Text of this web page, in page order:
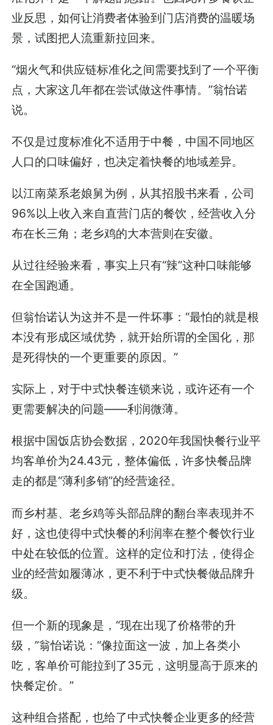
业反思，如何让消费者体验到门店消费的温暖场
景，试图把人流重新拉回来。
“烟火气和供应链标准化之间需要找到了一个平衡
点，大家这几年都在尝试做这件事情。”翁怡诺
说。
不仅是过度标准化不适用于中餐，中国不同地区
人口的口味偏好，也决定着快餐的地域差异。
以江南菜系老娘舅为例，从其招股书来看，公司
96%以上收入来自直营门店的餐饮，经营收入分
布在长三角；老乡鸡的大本营则在安徽。
从过往经验来看，事实上只有“辣”这种口味能够
在全国跑通。
但翁怡诺认为这并不是一件坏事：“最怕的就是根
本没有形成区域优势，就开始所谓的全国化，那
是死得快的一个更重要的原因。”
实际上，对于中式快餐连锁来说，或许还有一个
更需要解决的问题——利润微薄。
根据中国饭店协会数据，2020年我国快餐行业平
均客单价为24.43元，整体偏低，许多快餐品牌
走的都是“薄利多销”的经营途径。
而乡村基、老乡鸡等头部品牌的翻台率表现并不
好，这也使得中式快餐的利润率在整个餐饮行业
中处在较低的位置。这样的定位和打法，使得企
业的经营如履薄冰，更不利于中式快餐做品牌升
级。
但一个新的现象是，“现在出现了价格带的升
级，”翁怡诺说：“像拉面这一波，加上各类小
吃，客单价可能拉到了35元，这明显高于原来的
快餐定价。”
这种组合搭配，也给了中式快餐企业更多的经营